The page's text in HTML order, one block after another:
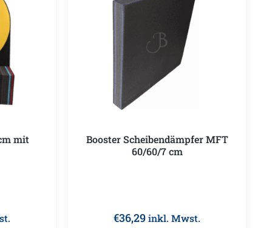
mit
Booster Scheibendämpfer MFT
60/60/7 cm
€36,29inkl. Mwst.